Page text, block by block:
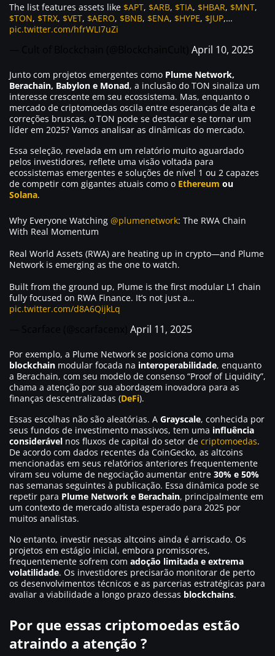
The list features assets like $APT, $ARB, $TIA, $HBAR, $MNT,
$TON, $TRX, $VET, $AERO, $BNB, $ENA, $HYPE, $JUP,…
pic.twitter.com/hfrWLI7uZi
April 10, 2025
Junto com projetos emergentes como Plume Network,
Berachain, Babylon e Monad, a inclusão do TON sinaliza um
interesse crescente em seu ecossistema. Mas, enquanto o
mercado de criptomoedas oscila entre esperanças de alta e
correções bruscas, o TON pode se destacar e se tornar um
líder em 2025? Vamos analisar as dinâmicas do mercado.
Essa seleção, revelada em um relatório muito aguardado
pelos investidores, reflete uma visão voltada para
ecossistemas emergentes e soluções de nível 1 ou 2 capazes
de competir com gigantes atuais como o Ethereum ou
Solana.
Why Everyone Watching @plumenetwork: The RWA Chain
With Real Momentum
Real World Assets (RWA) are heating up in crypto—and Plume
Network is emerging as the one to watch.
Built from the ground up, Plume is the first modular L1 chain
fully focused on RWA Finance. It’s not just a…
pic.twitter.com/d8A6QijkLq
April 11, 2025
Por exemplo, a Plume Network se posiciona como uma
blockchain modular focada na interoperabilidade, enquanto
a Berachain, com seu modelo de consenso “Proof of Liquidity”,
chama a atenção por sua abordagem inovadora para as
finanças descentralizadas (DeFi).
Essas escolhas não são aleatórias. A Grayscale, conhecida por
seus fundos de investimento massivos, tem uma influência
considerável nos fluxos de capital do setor de criptomoedas.
De acordo com dados recentes da CoinGecko, as altcoins
mencionadas em seus relatórios anteriores frequentemente
viram seu volume de negociação aumentar entre 30% e 50%
nas semanas seguintes à publicação. Essa dinâmica pode se
repetir para Plume Network e Berachain, principalmente em
um contexto de mercado altista esperado para 2025 por
muitos analistas.
No entanto, investir nessas altcoins ainda é arriscado. Os
projetos em estágio inicial, embora promissores,
frequentemente sofrem com adoção limitada e extrema
volatilidade. Os investidores precisarão monitorar de perto
os desenvolvimentos técnicos e as parcerias estratégicas para
avaliar a viabilidade a longo prazo dessas blockchains.
Por que essas criptomoedas estão
atraindo a atenção ?